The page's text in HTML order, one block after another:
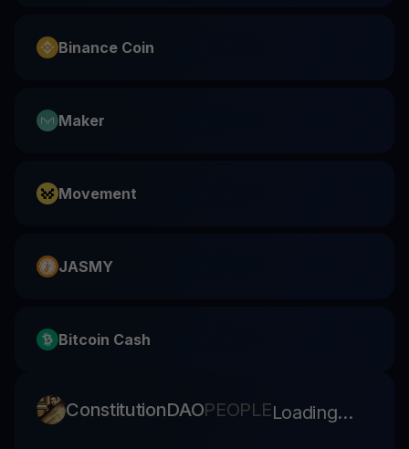
Binance Coin
Maker
Movement
JASMY
Bitcoin Cash
ConstitutionDAOPEOPLELoading...